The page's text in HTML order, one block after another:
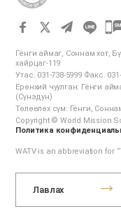
Гёнги аймаг, Соннам хот,
хайрцаг-119
Утас. 031-738-5999 Факс.
Ерөнхий чуулган: Гёнги
(Сүнэдун)
Төлөөлөх сүм: Гёнги,
Copyright © World Mission
Политика
WATV is an abbreviation for
Лавлах